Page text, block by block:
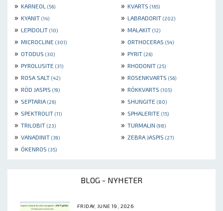
» KARNEOL (56) » KVARTS (165)
» KYANIT (14) » LABRADORIT (202)
» LEPIDOLIT (10) » MALAKIT (12)
» MICROCLINE (301) » ORTHOCERAS (54)
» OTODUS (30) » PYRIT (26)
» PYROLUSITE (31) » RHODONIT (25)
» ROSA SALT (42) » ROSENKVARTS (56)
» RÖD JASPIS (19) » RÖKKVARTS (105)
» SEPTARIA (26) » SHUNGITE (80)
» SPEKTROLIT (11) » SPHALERITE (15)
» TRILOBIT (23) » TURMALIN (98)
» VANADINIT (39) » ZEBRA JASPIS (27)
» ÖKENROS (35)
BLOG - NYHETER
FRIDAY, JUNE 19, 2026